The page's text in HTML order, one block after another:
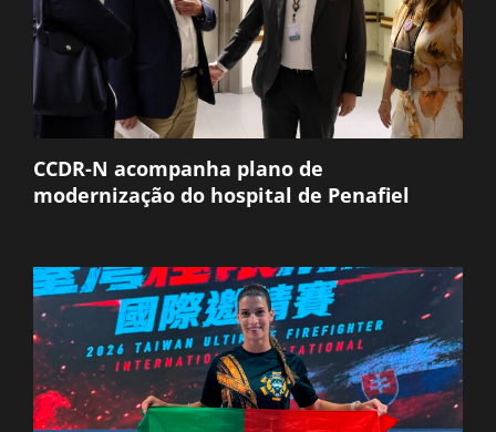
CCDR-N acompanha plano de
modernização do hospital de Penafiel